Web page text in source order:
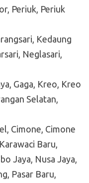
Periuk, Periuk
Kedaung
Neglasari,
Gaga, Kreo, Kreo
Selatan,
Cimone, Cimone
Baru,
Jaya, Nusa Jaya,
Pasar Baru,